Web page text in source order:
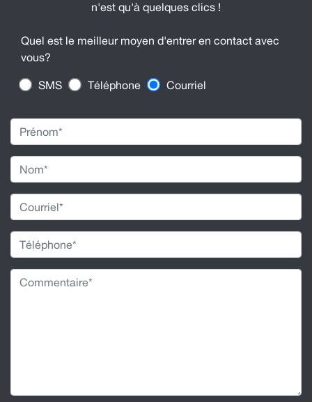
n'est qu'à quelques clics !
Quel est le meilleur moyen d'entrer en contact avec
vous?
SMS Téléphone Courriel